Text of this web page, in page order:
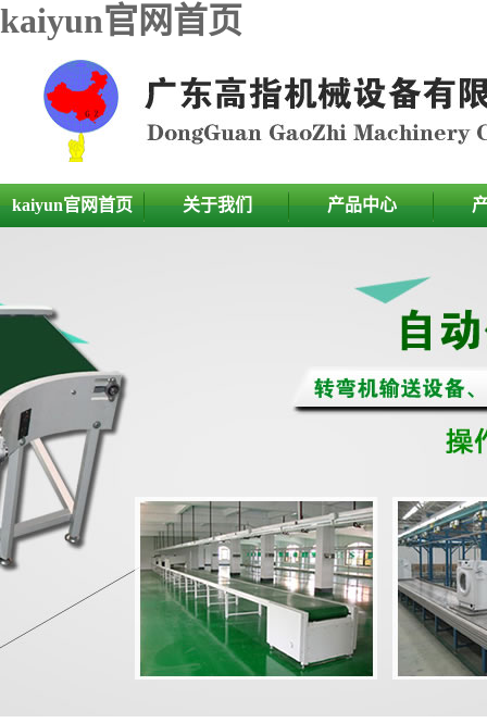
kaiyun官网首页
kaiyun官网首页 关于我们 产品中心